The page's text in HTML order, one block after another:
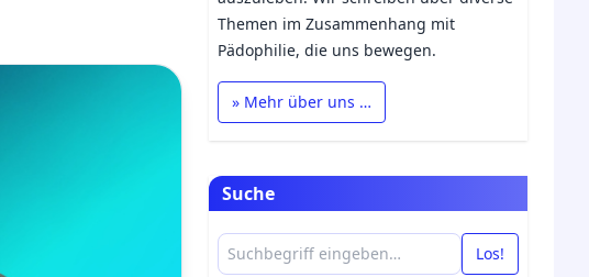
Themen im Zusammenhang mit
Pädophilie, die uns bewegen.
» Mehr über uns …
Suche
Los!